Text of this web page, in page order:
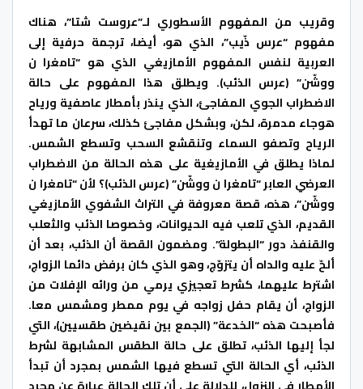
وقريب من المفهوم الأسطوري لـ”عروست شتا”، هناك
مفهوم “عرس ذّيب”، الذي هو، أيضا، ترجمة حرفية إلى
العربية لنفس المفهوم الأمازيغي الذي هو “تامغرا ن
ووشّن” (عرس الذئب). ويطلق هذا المفهوم على حالة
الاضطراب الجوي المفاجئ، الذي ينذر بأمطار عاصفية ورياح
هوجاء مدمرة، لكن، وبشكل مفاجئ كذلك، سرعان ما تهدأ
الرياح وتصفو السماء وتنقشع السحب وتسطع الشمس.
لماذا يطلق في الأمازيغية على هذه الحالة من الاضطراب
العرضي العابر “تامغرا ن ووشّن” (عرس الذئب)؟ لأن “تامغرا ن
ووشّن”، هذه، قصة معروفة في التراث الشفوي الأمازيغي
القديم، الذي تلعب فيه الحيوانات، وخصوصا الذئب والثعلب
والقنفذ، دور “البطولة”. ومضمون القصة أن الذئب، بعد أن
ألحّ عليه والداه أن يتزوّج، وهو الذي كان برفض دائما الزواج،
اشترط عليهما، كشرط تعجيزي يرمي من ورائه الإفلات من
الزواج، أن يقام حفل زواجه في يوم ممطر ومشمس معا.
فأصبحت هذه “الخدعة” (الجمع بين نقيضين طقسيين)، التي
لجأ إليها الذئب، تطلق على حالة الطقس المشابهة لشرط
الذئب، أي الحالة التي تسطع فيها الشمس بمجرد أن تبدأ